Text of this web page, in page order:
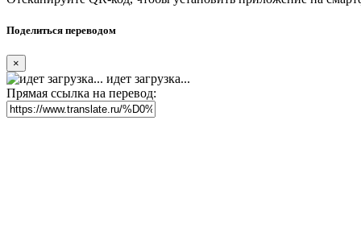
Поделиться переводом
×
идет загрузка...
Прямая ссылка на перевод: